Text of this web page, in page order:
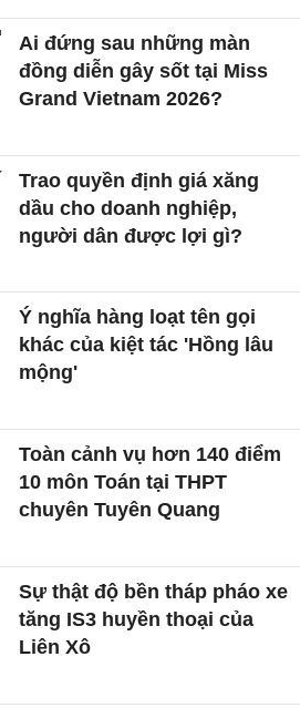
Ai đứng sau những màn
đồng diễn gây sốt tại Miss
Grand Vietnam 2026?
Trao quyền định giá xăng
dầu cho doanh nghiệp,
người dân được lợi gì?
Ý nghĩa hàng loạt tên gọi
khác của kiệt tác 'Hồng lâu
mộng'
Toàn cảnh vụ hơn 140 điểm
10 môn Toán tại THPT
chuyên Tuyên Quang
Sự thật độ bền tháp pháo xe
tăng IS3 huyền thoại của
Liên Xô